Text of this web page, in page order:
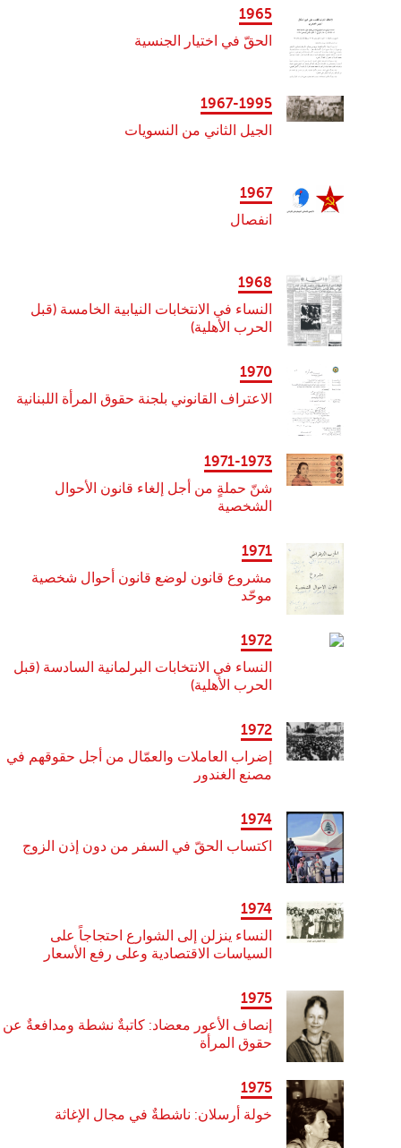
1965
الحقّ في اختيار الجنسية
1967-1995
الجيل الثاني من النسويات
1967
انفصال
1968
النساء في الانتخابات النيابية الخامسة (قبل
الحرب الأهلية)
1970
الاعتراف القانوني بلجنة حقوق المرأة اللبنانية
1971-1973
شنّ حملةٍ من أجل إلغاء قانون الأحوال
الشخصية
1971
مشروع قانون لوضع قانون أحوال شخصية
موحّد
1972
النساء في الانتخابات البرلمانية السادسة (قبل
الحرب الأهلية)
1972
إضراب العاملات والعمّال من أجل حقوقهم في
مصنع الغندور
1974
اكتساب الحقّ في السفر من دون إذن الزوج
1974
النساء ينزلن إلى الشوارع احتجاجاً على
السياسات الاقتصادية وعلى رفع الأسعار
1975
إنصاف الأعور معضاد: كاتبةٌ نشطة ومدافعةٌ عن
حقوق المرأة
1975
خولة أرسلان: ناشطةٌ في مجال الإغاثة